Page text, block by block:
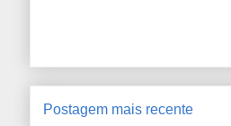
Postagem mais recente